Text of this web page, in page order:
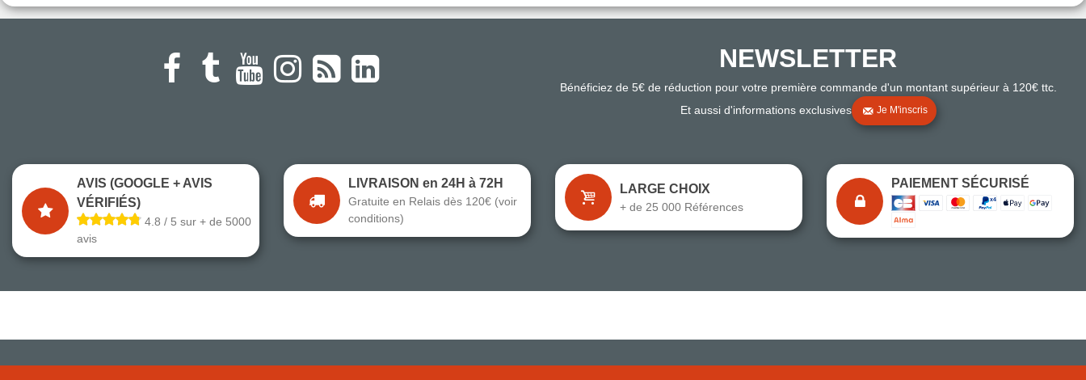
● Exceptionnel
NEWSLETTER
Bénéficiez de 5€ de réduction pour votre première commande d'un montant supérieur à 120€ ttc.
Et aussi d'informations exclusives
Je M'inscris
AVIS (GOOGLE + AVIS
VÉRIFIÉS)
4.8 / 5 sur + de 5000
avis
LIVRAISON en 24H à 72H
Gratuite en Relais dès 120€ (voir
conditions)
LARGE CHOIX
+ de 25 000 Références
PAIEMENT SÉCURISÉ